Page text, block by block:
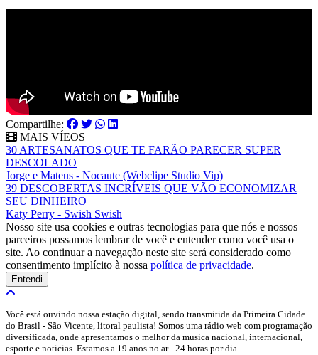
Compartilhe:
MAIS VÍEOS
30 ARTESANATOS QUE TE FARÃO PARECER SUPER
DESCOLADO
Jorge e Mateus - Nocaute (Webclipe Studio Vip)
39 DESCOBERTAS INCRÍVEIS QUE VÃO ECONOMIZAR
SEU DINHEIRO
Katy Perry - Swish Swish
Nosso site usa cookies e outras tecnologias para que nós e nossos
parceiros possamos lembrar de você e entender como você usa o
site. Ao continuar a navegação neste site será considerado como
consentimento implícito à nossa política de privacidade.
Entendi
Você está ouvindo nossa estação digital, sendo transmitida da Primeira Cidade
do Brasil - São Vicente, litoral paulista! Somos uma rádio web com programação
diversificada, onde apresentamos o melhor da musica nacional, internacional,
esporte e noticias. Estamos a 19 anos no ar - 24 horas por dia.